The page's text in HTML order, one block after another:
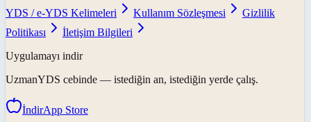
YDS / e-YDS Kelimeleri
Kullanım Sözleşmesi
Gizlilik
Politikası
İletişim Bilgileri
Uygulamayı indir
UzmanYDS cebinde — istediğin an, istediğin yerde çalış.
İndirApp Store